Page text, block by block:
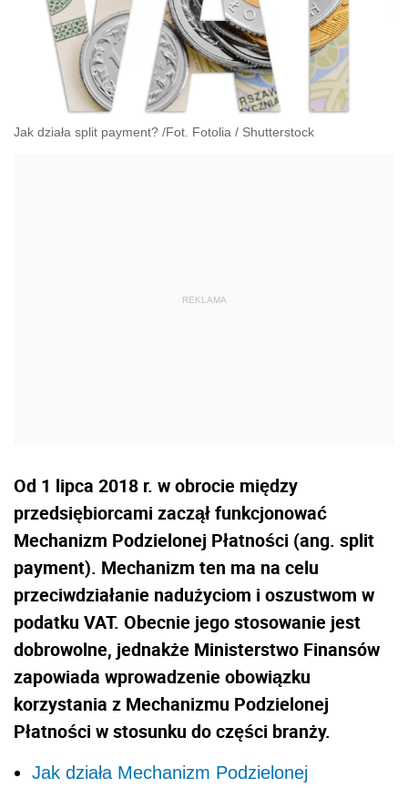
Jak działa split payment? /Fot. Fotolia / Shutterstock
Od 1 lipca 2018 r. w obrocie między
przedsiębiorcami zaczął funkcjonować
Mechanizm Podzielonej Płatności (ang. split
payment). Mechanizm ten ma na celu
przeciwdziałanie nadużyciom i oszustwom w
podatku VAT. Obecnie jego stosowanie jest
dobrowolne, jednakże Ministerstwo Finansów
zapowiada wprowadzenie obowiązku
korzystania z Mechanizmu Podzielonej
Płatności w stosunku do części branży.
Jak działa Mechanizm Podzielonej